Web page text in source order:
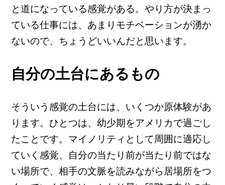
と道になっている感覚がある。やり方が決まっ
ている仕事には、あまりモチベーションが湧か
ないので、ちょうどいいんだと思います。
自分の土台にあるもの
そういう感覚の土台には、いくつか原体験があ
ります。ひとつは、幼少期をアメリカで過ごし
たことです。マイノリティとして周囲に適応し
ていく感覚、自分の当たり前が当たり前ではな
い場所で、相手の文脈を読みながら居場所をつ